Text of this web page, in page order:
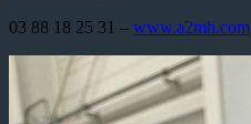
03 88 18 25 31 – www.a2mh.com